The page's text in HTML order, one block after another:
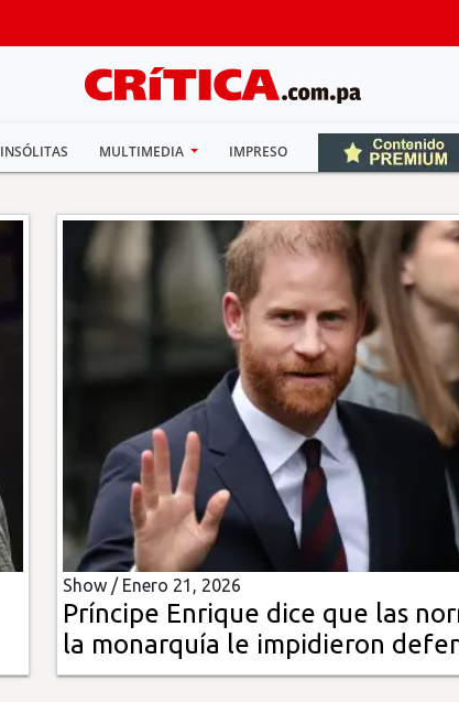
INSÓLITAS MULTIMEDIA IMPRESO
Show / Enero 21, 2026
Príncipe Enrique dice que las
la monarquía le impidieron